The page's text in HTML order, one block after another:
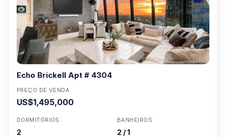
Echo Brickell Apt # 4304
PREÇO DE VENDA
US$1,495,000
DORMITÓRIOS
2
BANHEIROS
2 / 1